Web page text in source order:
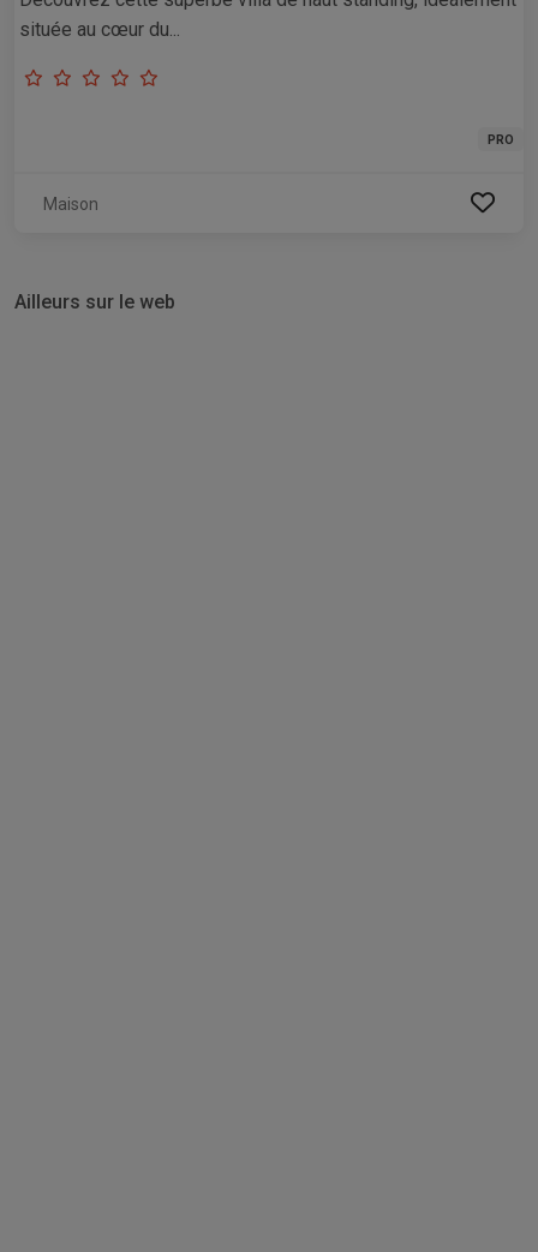
située au cœur du...
PRO
Maison
Ailleurs sur le web